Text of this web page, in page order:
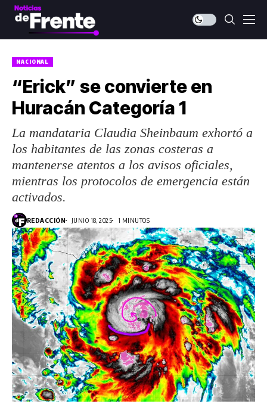
NACIONAL
“Erick” se convierte en
Huracán Categoría 1
La mandataria Claudia Sheinbaum exhortó a
los habitantes de las zonas costeras a
mantenerse atentos a los avisos oficiales,
mientras los protocolos de emergencia están
activados.
REDACCIÓN JUNIO 18, 2025 1 MINUTOS